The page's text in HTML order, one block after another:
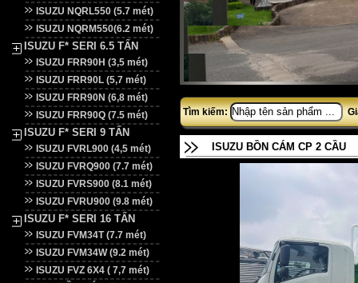
ISUZU NQRL550 (5.7 mét)
ISUZU NQRM550(6.2 mét)
ISUZU F* SERI 6.5 TẤN
ISUZU FRR90H (3,5 mét)
ISUZU FRR90L (5,7 mét)
ISUZU FRR90N (6,8 mét)
ISUZU FRR90Q (7.5 mét)
ISUZU F* SERI 9 TẤN
ISUZU FVRL900 (4,5 mét)
ISUZU FVRQ900 (7.7 mét)
ISUZU FVRS900 (8.1 mét)
ISUZU FVRU900 (9.8 mét)
ISUZU F* SERI 16 TẤN
ISUZU FVM34T (7.7 mét)
ISUZU FVM34W (9.2 mét)
ISUZU FVZ 6X4 ( 7,7 mét)
Tìm kiếm:
ISUZU BỒN CÁM CP 2 CẦU